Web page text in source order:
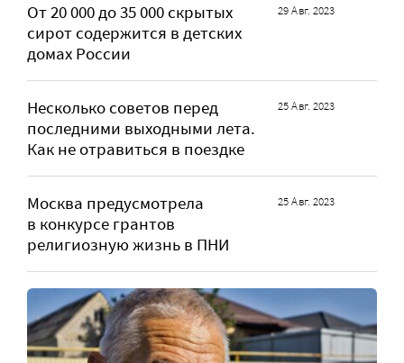
От 20 000 до 35 000 скрытых
сирот содержится в детских
домах России
29 Авг. 2023
Несколько советов перед
последними выходными лета.
Как не отравиться в поездке
25 Авг. 2023
Москва предусмотрела
в конкурсе грантов
религиозную жизнь в ПНИ
25 Авг. 2023